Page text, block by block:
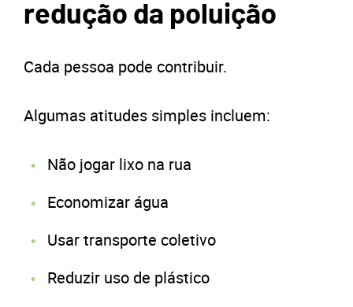
redução da poluição
Cada pessoa pode contribuir.
Algumas atitudes simples incluem:
Não jogar lixo na rua
Economizar água
Usar transporte coletivo
Reduzir uso de plástico